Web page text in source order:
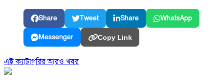
Share Tweet Share WhatsApp
Messenger Copy Link
এই ক্যাটাগরির আরও খবর